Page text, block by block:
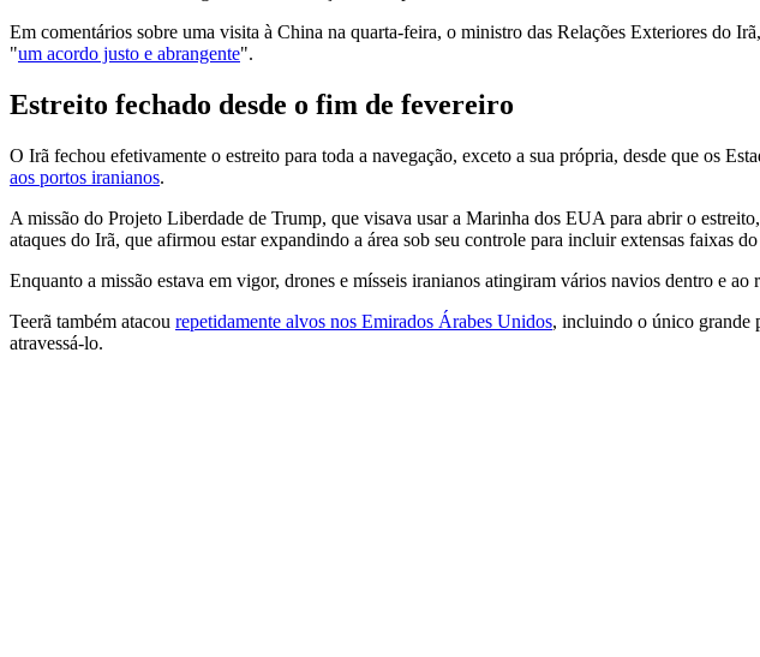
Em comentários sobre uma visita à China na quarta-feira, o ministro das Relações Exteriores do
"um acordo justo e abrangente".
Estreito fechado desde o fim de fevereiro
O Irã fechou efetivamente o estreito para toda a navegação, exceto a sua própria, desde que os
aos portos iranianos.
A missão do Projeto Liberdade de Trump, que visava usar a Marinha dos EUA para abrir o
ataques do Irã, que afirmou estar expandindo a área sob seu controle para incluir extensas faixas
Enquanto a missão estava em vigor, drones e mísseis iranianos atingiram vários navios dentro e
Teerã também atacou repetidamente alvos nos Emirados Árabes Unidos, incluindo o único grande
atravessá-lo.